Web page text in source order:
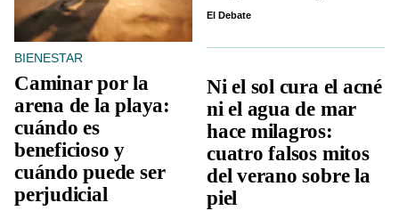
BIENESTAR
Caminar por la
arena de la playa:
cuándo es
beneficioso y
cuándo puede ser
perjudicial
El Debate
Ni el sol cura el acné
ni el agua de mar
hace milagros:
cuatro falsos mitos
del verano sobre la
piel